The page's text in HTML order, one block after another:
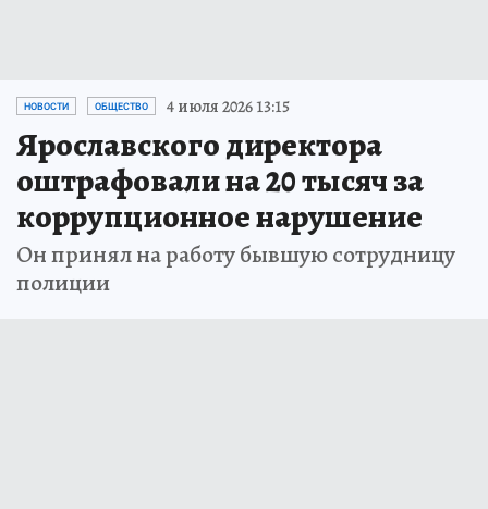
НОВОСТИ ОБЩЕСТВО 4 июля 2026 13:15
Ярославского директора
оштрафовали на 20 тысяч за
коррупционное нарушение
Он принял на работу бывшую сотрудницу
полиции